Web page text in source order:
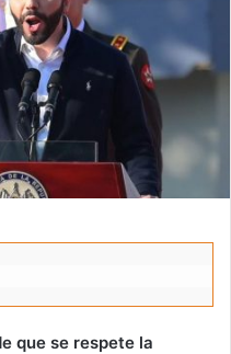
que se respete la